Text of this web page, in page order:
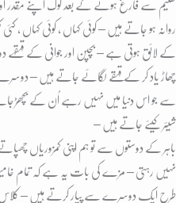
تعلیم سے فارغ ہونے کے بعد لوگ اپنے مقدر
روانہ ہو جاتے ہیں – کوئی کہاں ، کوئی کہاں ،
کے لائق ہوتی ہے – بچپن اور جوانی کے قہقہے
چھاڑ یاد کر کے قہقے لگائے جاتے ہیں – دوسرے
سے جو اس دنیا میں نہیں رہے اُن کے بچھڑجانے
شیئر کیئے جاتے ہیں –
باہر کے دوستوں سے تو ہم اپنی کمزوریاں
نہیں رہتی – مزے کی بات یہ ہے کہ تمام
طرح ایک دوسرے سے پیار کرتے ہیں – کلاس